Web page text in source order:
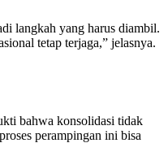
langkah yang harus diambil.
tetap terjaga,” jelasnya.
bahwa konsolidasi tidak
perampingan ini bisa